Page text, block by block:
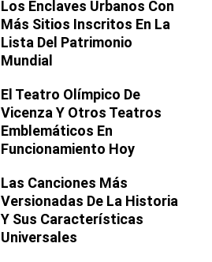
Los Enclaves Urbanos Con
Más Sitios Inscritos En La
Lista Del Patrimonio
Mundial
El Teatro Olímpico De
Vicenza Y Otros Teatros
Emblemáticos En
Funcionamiento Hoy
Las Canciones Más
Versionadas De La Historia
Y Sus Características
Universales